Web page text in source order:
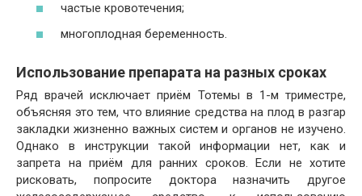
частые кровотечения;
многоплодная беременность.
Использование препарата на разных сроках
Ряд врачей исключает приём Тотемы в 1-м триместре,
объясняя это тем, что влияние средства на плод в разгар
закладки жизненно важных систем и органов не изучено.
Однако в инструкции такой информации нет, как и
запрета на приём для ранних сроков. Если не хотите
рисковать, попросите доктора назначить другое